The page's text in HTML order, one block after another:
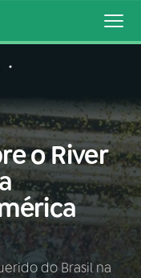
o River
do Brasil na